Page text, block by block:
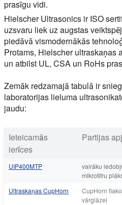
prasīgu vidi.
Hielscher Ultrasonics ir ISO
uzsvaru liek uz augstas
piedāvā vismodernākās
Protams, Hielscher ultraskaņas
un atbilst UL, CSA un RoHs
Zemāk redzamajā tabulā ir
laboratorijas lieluma
jaudu:
Ieteicamās
ierīces
Partijas
UIP400MTP
vairāku
mikrotitru
Ultraskaņas CupHorn
CupHorn
vārglāzei